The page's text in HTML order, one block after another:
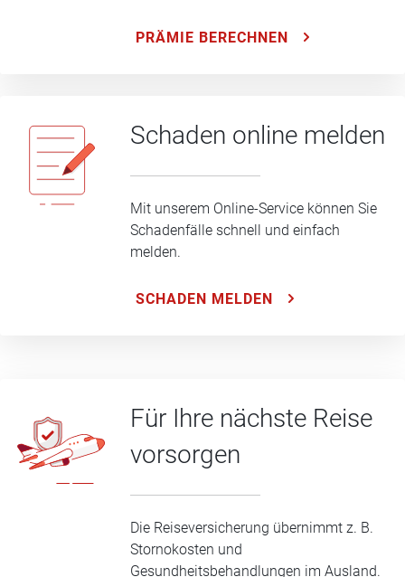
PRÄMIE BERECHNEN
Schaden online melden
Mit unserem Online-Service können Sie
Schadenfälle schnell und einfach
melden.
SCHADEN MELDEN
Für Ihre nächste Reise
vorsorgen
Die Reiseversicherung übernimmt z. B.
Stornokosten und
Gesundheitsbehandlungen im Ausland.